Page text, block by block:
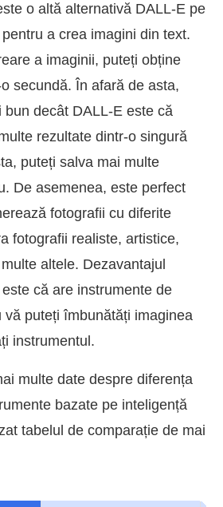
o altă alternativă DALL-E pe
a crea imagini din text.
a imaginii, puteți obține
secundă. În afară de asta,
decât DALL-E este că
rezultate dintr-o singură
puteți salva mai multe
De asemenea, este perfect
fotografii cu diferite
fotografii realiste, artistice,
altele. Dezavantajul
că are instrumente de
vă puteți îmbunătăți imaginea
instrumentul.
multe date despre diferența
bazate pe inteligență
tabelul de comparație de mai